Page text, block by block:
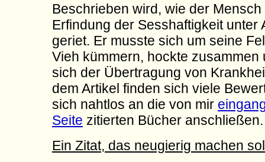
Beschrieben wird, wie der Mensch
Erfindung der Sesshaftigkeit unter
geriet. Er musste sich um seine
Vieh kümmern, hockte zusammen
sich der Übertragung von
dem Artikel finden sich viele
sich nahtlos an die von mir
Seite zitierten Bücher anschließen.
Ein Zitat, das neugierig machen